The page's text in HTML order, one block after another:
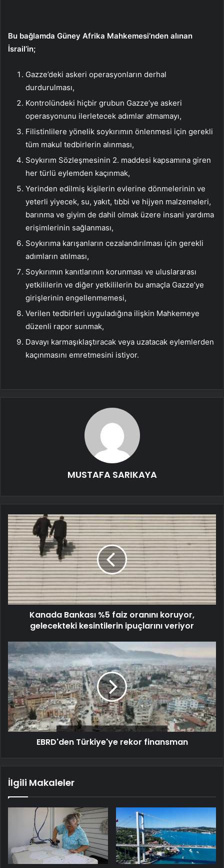
Bu bağlamda Güney Afrika Mahkemesi’nden alınan
İsrail’in;
Gazze’deki askeri operasyonların derhal
durdurulması,
Kontrolündeki hiçbir grubun Gazze’ye askeri
operasyonunu ilerletecek adımlar atmamayı,
Filistinlilere yönelik soykırımın önlenmesi için gerekli
tüm makul tedbirlerin alınması,
Soykırım Sözleşmesinin 2. maddesi kapsamına giren
her türlü eylemden kaçınmak,
Yerinden edilmiş kişilerin evlerine dönmelerinin ve
yeterli yiyecek, su, yakıt, tıbbi ve hijyen malzemeleri,
barınma ve giyim de dahil olmak üzere insani yardıma
erişimlerinin sağlanması,
Soykırıma karışanların cezalandırılması için gerekli
adımların atılması,
Soykırımın kanıtlarının korunması ve uluslararası
yetkililerin ve diğer yetkililerin bu amaçla Gazze’ye
girişlerinin engellenmemesi,
Verilen tedbirleri uyguladığına ilişkin Mahkemeye
düzenli rapor sunmak,
Davayı karmaşıklaştıracak veya uzatacak eylemlerden
kaçınmasını emretmesini istiyor.
MUSTAFA SARIKAYA
Kanada Bankası %5 faiz oranını koruyor,
gelecekteki kesintilerin ipuçlarını veriyor
EBRD'den Türkiye'ye rekor finansman
İlgili Makaleler